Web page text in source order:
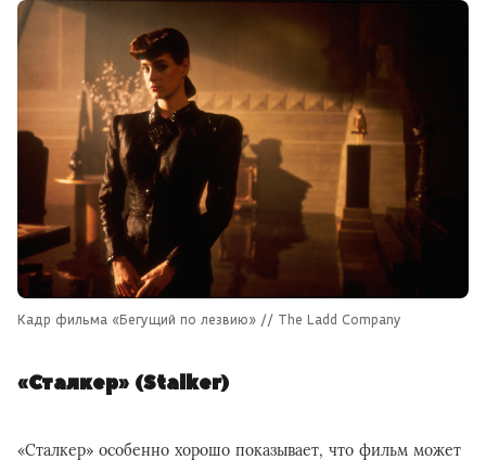
Кадр фильма «Бегущий по лезвию» // The Ladd Company
«Сталкер» (Stalker)
«Сталкер» особенно хорошо показывает, что фильм может